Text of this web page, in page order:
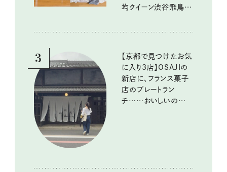
均クイーン渋谷飛鳥の
3
【京都で見つけたお気
に入り3店】OSAJIの
新店に、フランス菓子
店のプレートラン
チ……おいしいのんび